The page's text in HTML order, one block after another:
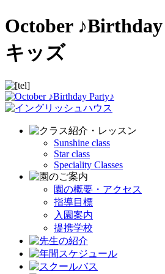
October
キッズ
Sunshine class
Star class
Speciality Classes
園の概要・アクセス
指導目標
入園案内
提携学校